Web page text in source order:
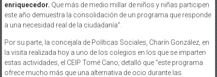
enriquecedor. Que más de medio millar de niños y niñas participen
este año demuestra la consolidación de un programa que responde
a una necesidad real de la ciudadanía”.
Por su parte, la concejala de Políticas Sociales, Charín González, en
la visita realizada hoy a uno de los colegios en los que se imparten
estas actividades, el CEIP Tomé Cano, detalló que “este programa
ofrece mucho más que una alternativa de ocio durante las